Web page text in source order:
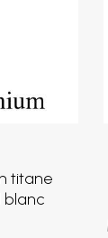
titane
blanc